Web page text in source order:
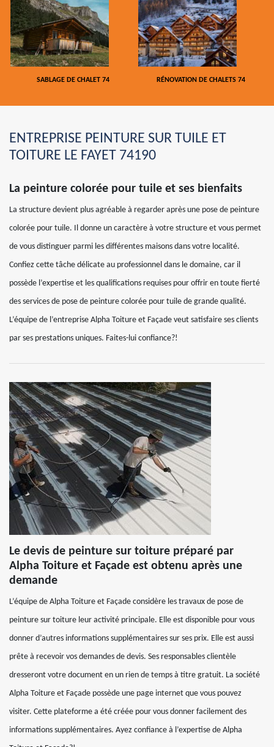
SABLAGE DE CHALET 74 RÉNOVATION DE CHALETS 74
ENTREPRISE PEINTURE SUR TUILE ET
TOITURE LE FAYET 74190
La peinture colorée pour tuile et ses bienfaits
La structure devient plus agréable à regarder après une pose de peinture
colorée pour tuile. Il donne un caractère à votre structure et vous permet
de vous distinguer parmi les différentes maisons dans votre localité.
Confiez cette tâche délicate au professionnel dans le domaine, car il
possède l’expertise et les qualifications requises pour offrir en toute fierté
des services de pose de peinture colorée pour tuile de grande qualité.
L’équipe de l’entreprise Alpha Toiture et Façade veut satisfaire ses clients
par ses prestations uniques. Faites-lui confiance?!
Le devis de peinture sur toiture préparé par
Alpha Toiture et Façade est obtenu après une
demande
L’équipe de Alpha Toiture et Façade considère les travaux de pose de
peinture sur toiture leur activité principale. Elle est disponible pour vous
donner d’autres informations supplémentaires sur ses prix. Elle est aussi
prête à recevoir vos demandes de devis. Ses responsables clientèle
dresseront votre document en un rien de temps à titre gratuit. La société
Alpha Toiture et Façade possède une page internet que vous pouvez
visiter. Cette plateforme a été créée pour vous donner facilement des
informations supplémentaires. Ayez confiance à l’expertise de Alpha